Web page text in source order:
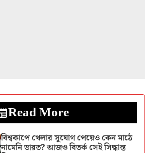
Read More
বিশ্বকাপে খেলার সুযোগ পেয়েও কেন মাঠে
নামেনি ভারত? আজও বিতর্ক সেই সিদ্ধান্ত